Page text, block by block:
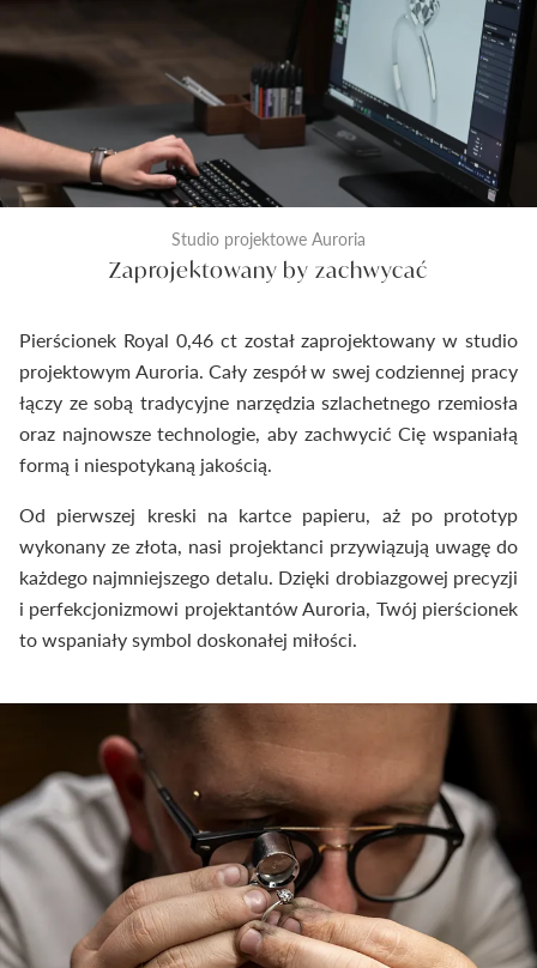
Studio projektowe Auroria
Zaprojektowany by zachwycać
Pierścionek Royal 0,46 ct został zaprojektowany w studio
projektowym Auroria. Cały zespół w swej codziennej pracy
łączy ze sobą tradycyjne narzędzia szlachetnego rzemiosła
oraz najnowsze technologie, aby zachwycić Cię wspaniałą
formą i niespotykaną jakością.
Od pierwszej kreski na kartce papieru, aż po prototyp
wykonany ze złota, nasi projektanci przywiązują uwagę do
każdego najmniejszego detalu. Dzięki drobiazgowej precyzji
i perfekcjonizmowi projektantów Auroria, Twój pierścionek
to wspaniały symbol doskonałej miłości.